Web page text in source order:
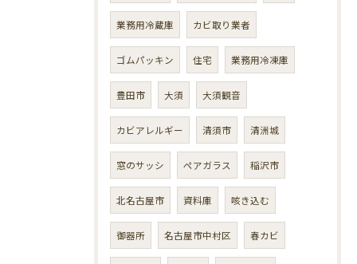
業務用冷蔵庫 カビ取り業者
ゴムパッキン 住宅 業務用冷凍庫
豊田市 大須 大須観音
カビアレルギー 清須市 清洲城
窓のサッシ ペアガラス 稲沢市
北名古屋市 資料庫 咳き込む
御器所 名古屋市中村区 春カビ